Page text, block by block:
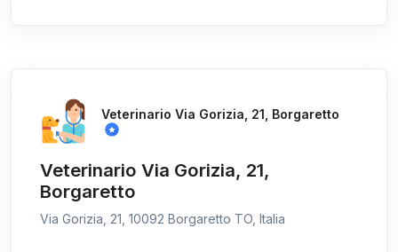
Veterinario Via Gorizia, 21, Borgaretto
Veterinario Via Gorizia, 21,
Borgaretto
Via Gorizia, 21, 10092 Borgaretto TO, Italia